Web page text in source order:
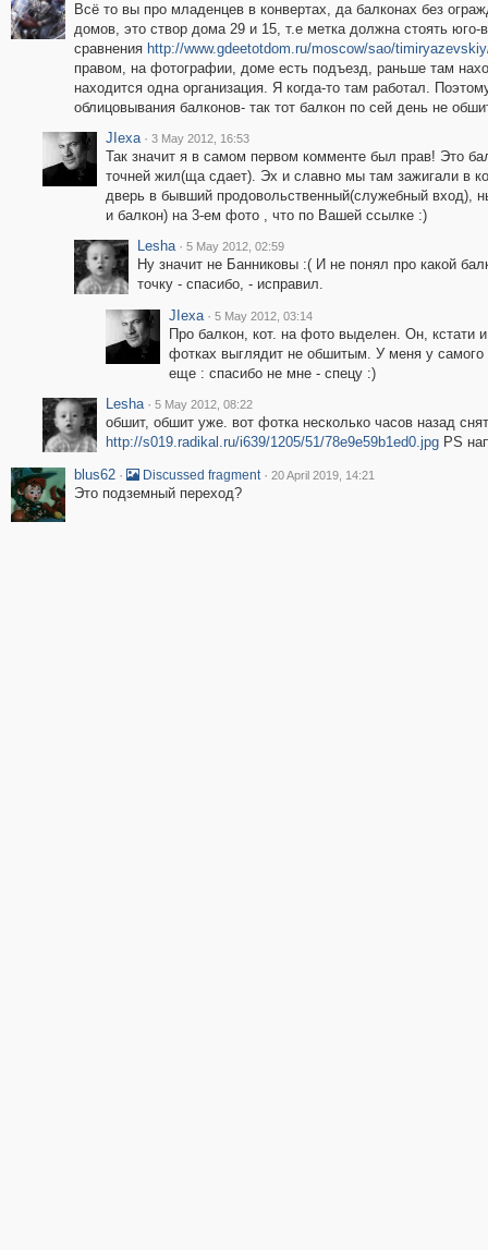
Всё то вы про младенцев в конвертах, да балконах без
домов, это створ дома 29 и 15, т.е метка должна стоять
сравнения http://www.gdeetotdom.ru/moscow/sao/
правом, на фотографии, доме есть подъезд, раньше там
находится одна организация. Я когда-то там работал.
облицовывания балконов- так тот балкон по сей день не
JIexa · 3 May 2012, 16:53
Так значит я в самом первом комменте был прав! Это
точней жил(ща сдает). Эх и славно мы там зажигали в
дверь в бывший продовольственный(служебный вход),
и балкон) на 3-ем фото , что по Вашей ссылке :)
Lesha · 5 May 2012, 02:59
Ну значит не Банниковы :( И не понял про какой
точку - спасибо, - исправил.
JIexa · 5 May 2012, 03:14
Про балкон, кот. на фото выделен. Он, кстати
фотках выглядит не обшитым. У меня у
еще : спасибо не мне - спецу :)
Lesha · 5 May 2012, 08:22
обшит, обшит уже. вот фотка несколько часов назад
http://s019.radikal.ru/i639/1205/51/78e9e59b1ed0.jpgPS
blus62 · Discussed fragment · 20 April 2019, 14:21
Это подземный переход?